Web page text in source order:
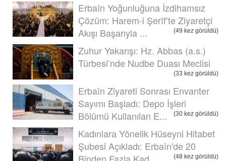
Erbaîn Yoğunluğuna İzdihamsız
Çözüm: Harem-i Şerîf’te Ziyaretçi
Akışı Başarıyla ...
(49 kez görüldü)
Zuhur Yakarışı: Hz. Abbas (a.s.)
Türbesi’nde Nudbe Duası Meclisi
(33 kez görüldü)
Erbaîn Ziyareti Sonrası Envanter
Sayımı Başladı: Depo İşleri
Bölümü Kullanılan E...
(30 kez görüldü)
Kadınlara Yönelik Hüseyni Hitabet
Şubesi Açıkladı: Erbaîn'de 20
Binden Fazla Kad...
(48 kez görüldü)